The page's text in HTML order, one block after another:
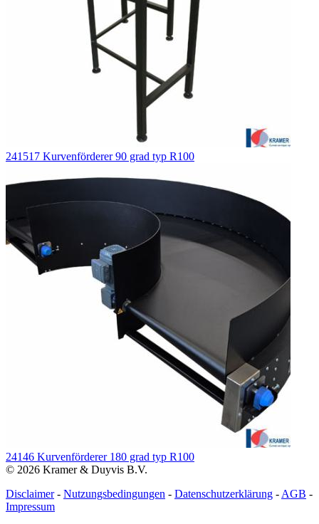
241517 Kurvenförderer 90 grad typ R100
24146 Kurvenförderer 180 grad typ R100
© 2026 Kramer & Duyvis B.V.
Disclaimer- Nutzungsbedingungen - Datenschutzerklärung - AGB -
Impressum